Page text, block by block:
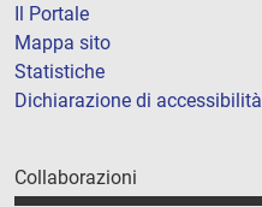
Il Portale
Mappa sito
Statistiche
Dichiarazione di accessibilità
Collaborazioni